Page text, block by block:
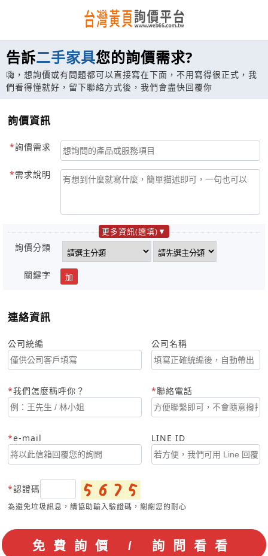
告訴二手家具您的詢價需求?
嗨，想詢價或有問題都可以直接寫在下面，不用寫得很正式，我
們看得懂就好，留下聯絡方式後，我們會盡快回覆你
詢價資訊
詢價需求
需求說明
更多資訊(選填)
詢價分類
關鍵字 加
連絡資訊
公司統編 公司名稱
我們怎麼稱呼你？ 聯絡電話
e-mail LINE ID
認證碼
為避免垃圾訊息，請協助輸入驗證碼，謝謝您的耐心